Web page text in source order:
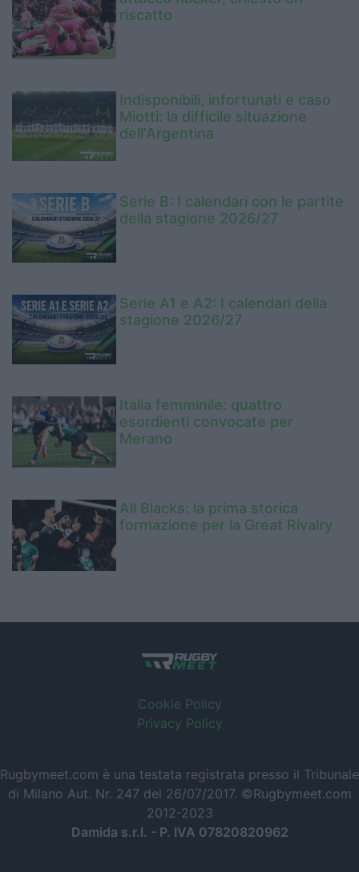
riscatto
Indisponibili, infortunati e caso
Miotti: la difficile situazione
dell'Argentina
Serie B: I calendari con le partite
della stagione 2026/27
Serie A1 e A2: I calendari della
stagione 2026/27
Italia femminile: quattro
esordienti convocate per
Merano
All Blacks: la prima storica
formazione per la Great Rivalry
Cookie Policy
Privacy Policy
Rugbymeet.com è una testata registrata presso il Tribunale
di Milano Aut. Nr. 247 del 26/07/2017. ©Rugbymeet.com
2012-2023
Damida s.r.l. - P. IVA 07820820962